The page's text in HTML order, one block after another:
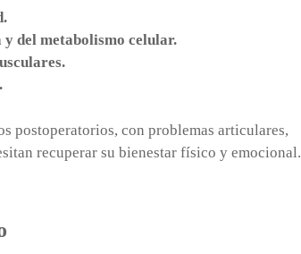
del metabolismo celular.
postoperatorios, con problemas articulares,
recuperar su bienestar físico y emocional.